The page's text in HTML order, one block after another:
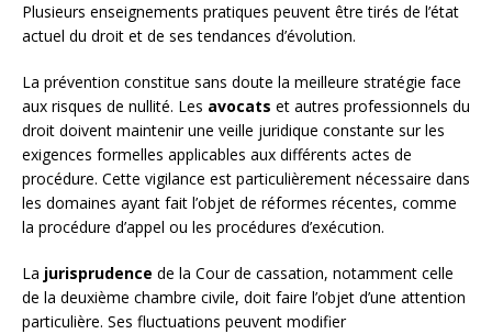
Plusieurs enseignements pratiques peuvent être tirés de l’état
actuel du droit et de ses tendances d’évolution.
La prévention constitue sans doute la meilleure stratégie face
aux risques de nullité. Les avocats et autres professionnels du
droit doivent maintenir une veille juridique constante sur les
exigences formelles applicables aux différents actes de
procédure. Cette vigilance est particulièrement nécessaire dans
les domaines ayant fait l’objet de réformes récentes, comme
la procédure d’appel ou les procédures d’exécution.
La jurisprudence de la Cour de cassation, notamment celle
de la deuxième chambre civile, doit faire l’objet d’une attention
particulière. Ses fluctuations peuvent modifier